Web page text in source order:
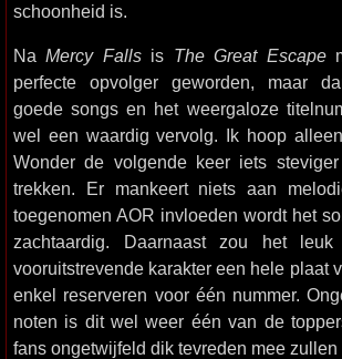
schoonheid is.
NaMercy Fallsis The Great Escape
perfecte opvolger geworden, maar
goede songs en het weergaloze
wel een waardig vervolg. Ik hoop
Wonder de volgende keer iets
trekken. Er mankeert niets aan
toegenomen AOR invloeden wordt het
zachtaardig. Daarnaast zou het
vooruitstrevende karakter een hele plaat
enkel reserveren voor één nummer.
noten is dit wel weer één van de
fans ongetwijfeld dik tevreden mee zullen